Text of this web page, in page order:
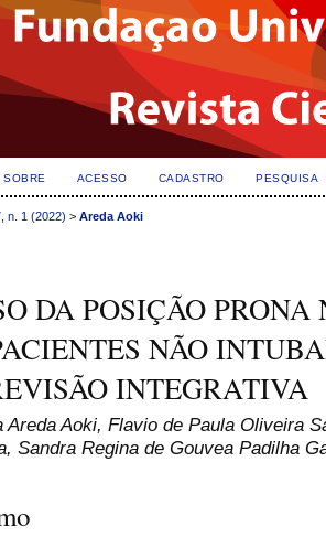
SOBRE ACESSO CADASTRO PESQUISA
n. 1 (2022) > Areda Aoki
DA POSIÇÃO
NÃO
INTEGRATIVA
Areda Aoki, Flavio de Paula Oliveira
Sandra Regina de Gouvea Padilha